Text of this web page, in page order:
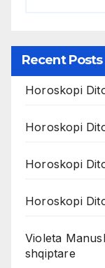
Recent Posts
Horoskopi
Horoskopi
Horoskopi
Horoskopi
Violeta
shqiptare